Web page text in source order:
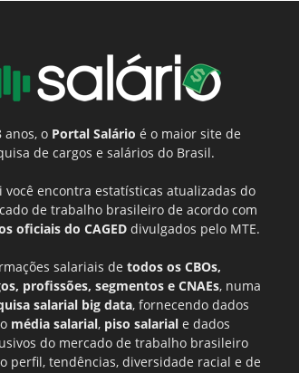
anos, o Portal Salário é o maior site de
de cargos e salários do Brasil.
você encontra estatísticas atualizadas do
de trabalho brasileiro de acordo com
oficiais do CAGED divulgados pelo MTE.
salariais de todos os CBOs,
profissões, segmentos e CNAEs, numa
salarial big data, fornecendo dados
média salarial, piso salarial e dados
do mercado de trabalho brasileiro
perfil, tendências, diversidade racial e de